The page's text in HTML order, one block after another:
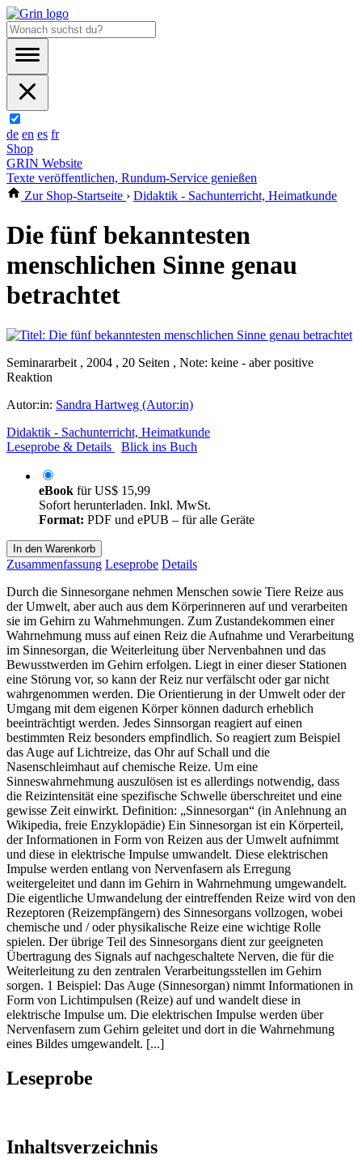
de en es fr
Shop
GRIN Website
Texte veröffentlichen, Rundum-Service genießen
Zur Shop-Startseite › Didaktik - Sachunterricht, Heimatkunde
Die fünf bekanntesten
menschlichen Sinne genau
betrachtet
Seminararbeit , 2004 , 20 Seiten , Note: keine - aber positive
Reaktion
Autor:in: Sandra Hartweg (Autor:in)
Didaktik - Sachunterricht, Heimatkunde
Leseprobe & Details
Blick ins Buch
eBook fürUS$ 15,99
Sofort herunterladen. Inkl. MwSt.
Format: PDF und ePUB – für alle Geräte
In den Warenkorb
Zusammenfassung Leseprobe Details
Durch die Sinnesorgane nehmen Menschen sowie Tiere Reize aus
der Umwelt, aber auch aus dem Körperinneren auf und verarbeiten
sie im Gehirn zu Wahrnehmungen. Zum Zustandekommen einer
Wahrnehmung muss auf einen Reiz die Aufnahme und Verarbeitung
im Sinnesorgan, die Weiterleitung über Nervenbahnen und das
Bewusstwerden im Gehirn erfolgen. Liegt in einer dieser Stationen
eine Störung vor, so kann der Reiz nur verfälscht oder gar nicht
wahrgenommen werden. Die Orientierung in der Umwelt oder der
Umgang mit dem eigenen Körper können dadurch erheblich
beeinträchtigt werden. Jedes Sinnsorgan reagiert auf einen
bestimmten Reiz besonders empfindlich. So reagiert zum Beispiel
das Auge auf Lichtreize, das Ohr auf Schall und die
Nasenschleimhaut auf chemische Reize. Um eine
Sinneswahrnehmung auszulösen ist es allerdings notwendig, dass
die Reizintensität eine spezifische Schwelle überschreitet und eine
gewisse Zeit einwirkt. Definition: „Sinnesorgan“ (in Anlehnung an
Wikipedia, freie Enzyklopädie) Ein Sinnesorgan ist ein Körperteil,
der Informationen in Form von Reizen aus der Umwelt aufnimmt
und diese in elektrische Impulse umwandelt. Diese elektrischen
Impulse werden entlang von Nervenfasern als Erregung
weitergeleitet und dann im Gehirn in Wahrnehmung umgewandelt.
Die eigentliche Umwandelung der eintreffenden Reize wird von den
Rezeptoren (Reizempfängern) des Sinnesorgans vollzogen, wobei
chemische und / oder physikalische Reize eine wichtige Rolle
spielen. Der übrige Teil des Sinnesorgans dient zur geeigneten
Übertragung des Signals auf nachgeschaltete Nerven, die für die
Weiterleitung zu den zentralen Verarbeitungsstellen im Gehirn
sorgen. 1 Beispiel: Das Auge (Sinnesorgan) nimmt Informationen in
Form von Lichtimpulsen (Reize) auf und wandelt diese in
elektrische Impulse um. Die elektrischen Impulse werden über
Nervenfasern zum Gehirn geleitet und dort in die Wahrnehmung
eines Bildes umgewandelt. [...]
Leseprobe
Inhaltsverzeichnis